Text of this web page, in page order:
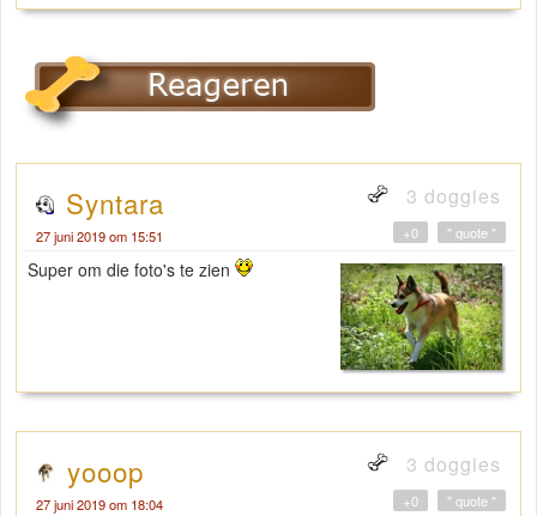
Syntara 3 doggies
27 juni 2019 om 15:51 " quote "
+0
Super om die foto's te zien
yooop 3 doggies
27 juni 2019 om 18:04 " quote "
+0